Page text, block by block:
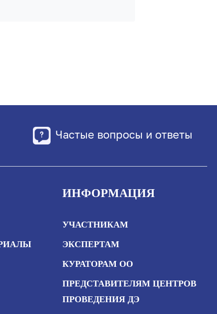
Частые вопросы и ответы
ИНФОРМАЦИЯ
УЧАСТНИКАМ
ЭКСПЕРТАМ
КУРАТОРАМ ОО
ПРЕДСТАВИТЕЛЯМ ЦЕНТРОВ
ПРОВЕДЕНИЯ ДЭ